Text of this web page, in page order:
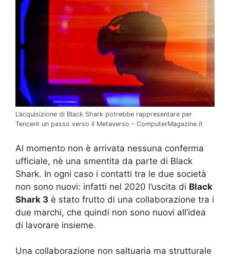
L’acquisizione di Black Shark potrebbe rappresentare per
Tencent un passo verso il Metaverso – ComputerMagazine.it
Al momento non è arrivata nessuna conferma
ufficiale, nè una smentita da parte di Black
Shark. In ogni caso i contatti tra le due società
non sono nuovi: infatti nel 2020 l’uscita di Black
Shark 3 è stato frutto di una collaborazione tra i
due marchi, che quindi non sono nuovi all’idea
di lavorare insieme.
Una collaborazione non saltuaria ma strutturale